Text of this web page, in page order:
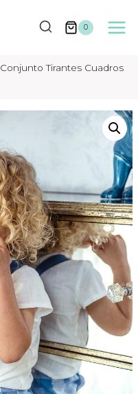
0
Conjunto Tirantes Cuadros